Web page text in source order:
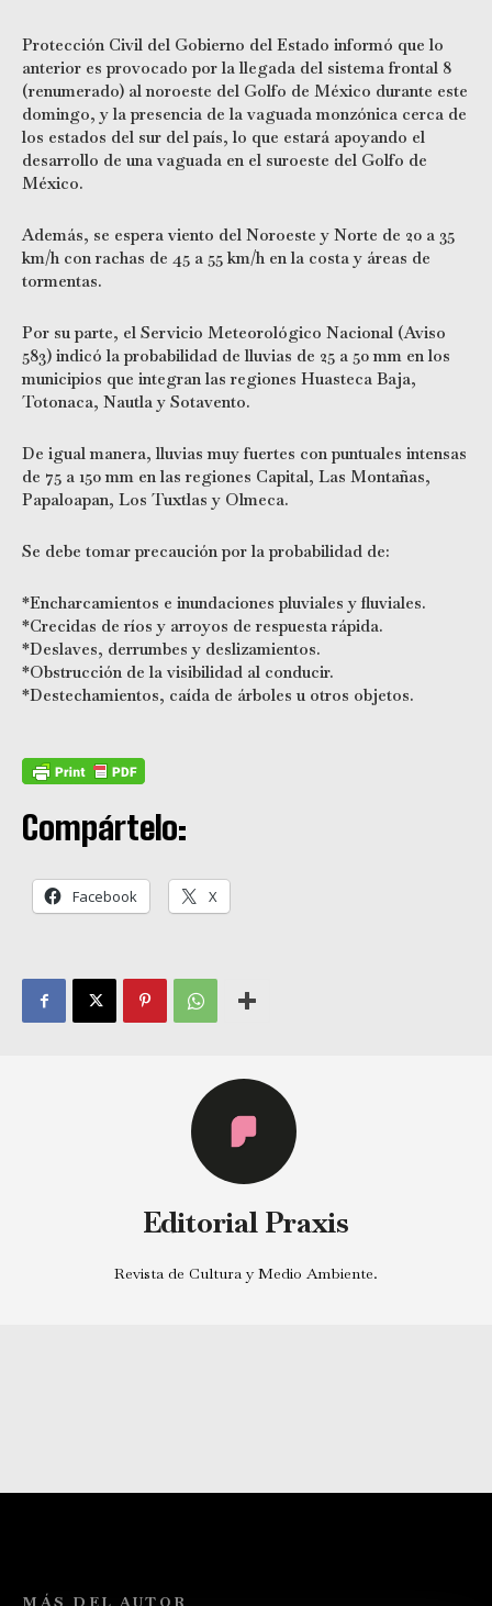
Protección Civil del Gobierno del Estado informó que lo
anterior es provocado por la llegada del sistema frontal 8
(renumerado) al noroeste del Golfo de México durante este
domingo, y la presencia de la vaguada monzónica cerca de
los estados del sur del país, lo que estará apoyando el
desarrollo de una vaguada en el suroeste del Golfo de
México.
Además, se espera viento del Noroeste y Norte de 20 a 35
km/h con rachas de 45 a 55 km/h en la costa y áreas de
tormentas.
Por su parte, el Servicio Meteorológico Nacional (Aviso
583) indicó la probabilidad de lluvias de 25 a 50 mm en los
municipios que integran las regiones Huasteca Baja,
Totonaca, Nautla y Sotavento.
De igual manera, lluvias muy fuertes con puntuales intensas
de 75 a 150 mm en las regiones Capital, Las Montañas,
Papaloapan, Los Tuxtlas y Olmeca.
Se debe tomar precaución por la probabilidad de:
*Encharcamientos e inundaciones pluviales y fluviales.
*Crecidas de ríos y arroyos de respuesta rápida.
*Deslaves, derrumbes y deslizamientos.
*Obstrucción de la visibilidad al conducir.
*Destechamientos, caída de árboles u otros objetos.
Compártelo:
Facebook X
Editorial Praxis
Revista de Cultura y Medio Ambiente.
MÁS DEL AUTOR